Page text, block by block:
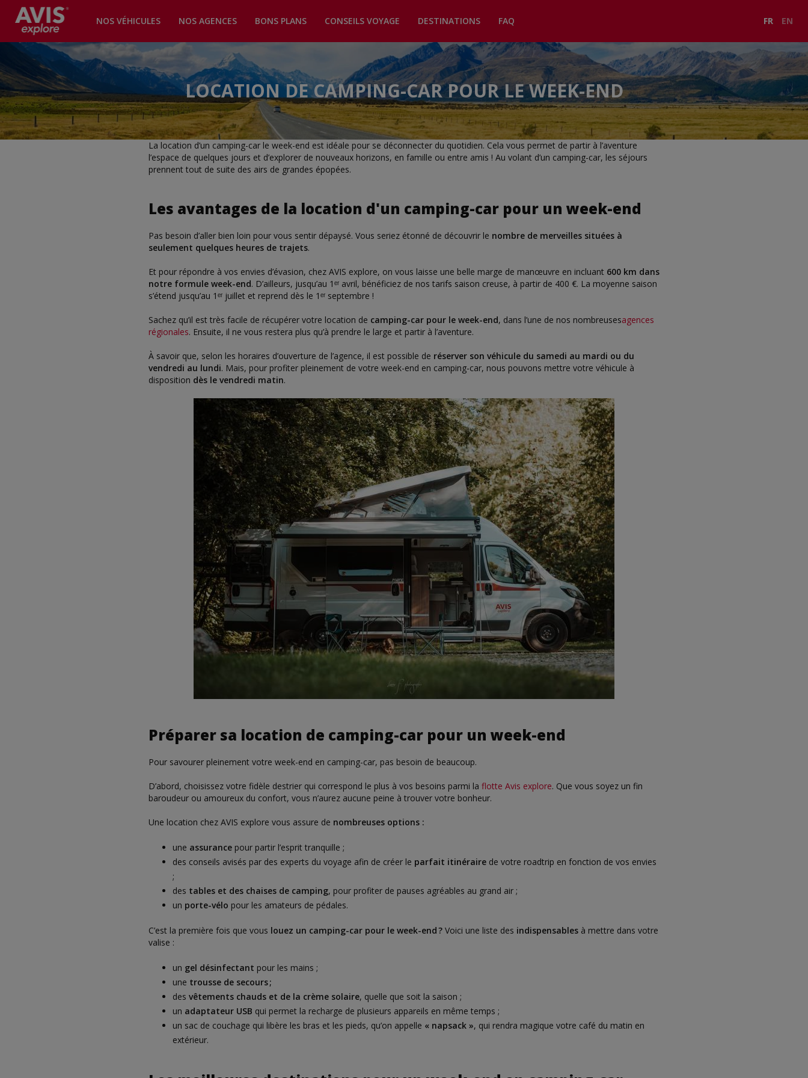
NOS VÉHICULES NOS AGENCES BONS PLANS CONSEILS VOYAGE DESTINATIONS FAQ FR EN
LOCATION DE CAMPING-CAR POUR LE WEEK-END
La location d’un camping-car le week-end est idéale pour se déconnecter du quotidien. Cela vous permet de partir à l’aventure
l’espace de quelques jours et d’explorer de nouveaux horizons, en famille ou entre amis ! Au volant d’un camping-car, les séjours
prennent tout de suite des airs de grandes épopées.
Les avantages de la location d'un camping-car pour un week-end
Pas besoin d’aller bien loin pour vous sentir dépaysé. Vous seriez étonné de découvrir le nombre de merveilles situées à
seulement quelques heures de trajets.
Et pour répondre à vos envies d’évasion, chez AVIS explore, on vous laisse une belle marge de manœuvre en incluant 600 km dans
notre formule week-end. D’ailleurs, jusqu’au 1ᵉʳ avril, bénéficiez de nos tarifs saison creuse, à partir de 400 €. La moyenne saison
s’étend jusqu’au 1ᵉʳ juillet et reprend dès le 1ᵉʳ septembre !
Sachez qu’il est très facile de récupérer votre location de camping-car pour le week-end, dans l’une de nos nombreusesagences
régionales. Ensuite, il ne vous restera plus qu’à prendre le large et partir à l’aventure.
À savoir que, selon les horaires d’ouverture de l’agence, il est possible de réserver son véhicule du samedi au mardi ou du
vendredi au lundi. Mais, pour profiter pleinement de votre week-end en camping-car, nous pouvons mettre votre véhicule à
disposition dès le vendredi matin.
Préparer sa location de camping-car pour un week-end
Pour savourer pleinement votre week-end en camping-car, pas besoin de beaucoup.
D’abord, choisissez votre fidèle destrier qui correspond le plus à vos besoins parmi la flotte Avis explore. Que vous soyez un fin
baroudeur ou amoureux du confort, vous n’aurez aucune peine à trouver votre bonheur.
Une location chez AVIS explore vous assure de nombreuses options :
une assurance pour partir l’esprit tranquille ;
des conseils avisés par des experts du voyage afin de créer le parfait itinéraire de votre roadtrip en fonction de vos envies
;
des tables et des chaises de camping, pour profiter de pauses agréables au grand air ;
un porte-vélo pour les amateurs de pédales.
C’est la première fois que vous louez un camping-car pour le week-end ? Voici une liste des indispensables à mettre dans votre
valise :
un gel désinfectant pour les mains ;
une trousse de secours ;
des vêtements chauds et de la crème solaire, quelle que soit la saison ;
un adaptateur USB qui permet la recharge de plusieurs appareils en même temps ;
un sac de couchage qui libère les bras et les pieds, qu’on appelle « napsack », qui rendra magique votre café du matin en
extérieur.